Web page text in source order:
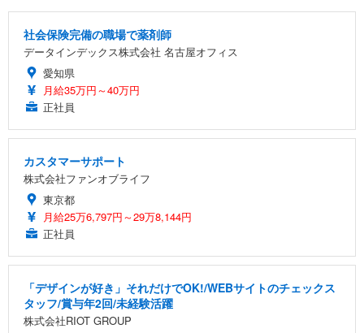
社会保険完備の職場で薬剤師
データインデックス株式会社 名古屋オフィス
愛知県
月給35万円～40万円
正社員
カスタマーサポート
株式会社ファンオブライフ
東京都
月給25万6,797円～29万8,144円
正社員
「デザインが好き」それだけでOK!/WEBサイトのチェックス
タッフ/賞与年2回/未経験活躍
株式会社RIOT GROUP